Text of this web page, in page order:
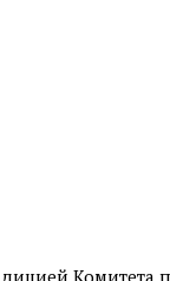
Комитета